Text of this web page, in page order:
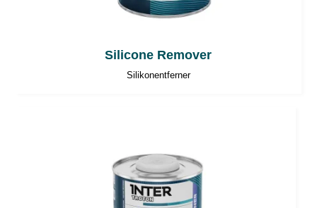
Silicone Remover
Silikonentferner